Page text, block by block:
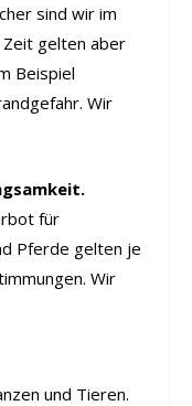
sind wir im
Zeit gelten aber
Beispiel
Wir
für
Pferde gelten je
Wir
und Tieren.